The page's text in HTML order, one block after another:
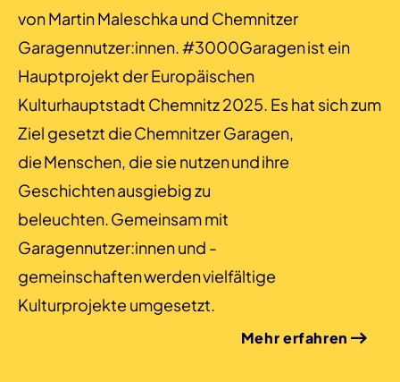
von Martin Maleschka und Chemnitzer
Garagennutzer:innen. #3000Garagen ist ein
Hauptprojekt der Europäischen
Kulturhauptstadt Chemnitz 2025. Es hat sich zum
Ziel gesetzt die Chemnitzer Garagen,
die Menschen, die sie nutzen und ihre
Geschichten ausgiebig zu
beleuchten. Gemeinsam mit
Garagennutzer:innen und -
gemeinschaften werden vielfältige
Kulturprojekte umgesetzt.
Mehr erfahren